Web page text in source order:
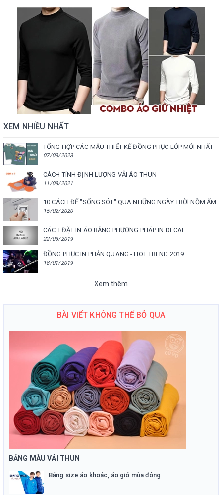
XEM NHIỀU NHẤT
TỔNG HỢP CÁC MẪU THIẾT KẾ ĐỒNG PHỤC LỚP MỚI NHẤT
07/03/2023
CÁCH TÍNH ĐỊNH LƯỢNG VẢI ÁO THUN
11/08/2021
10 CÁCH ĐỂ "SỐNG SÓT" QUA NHỮNG NGÀY TRỜI NỒM ẨM
15/02/2020
CÁCH ĐẶT IN ÁO BẰNG PHƯƠNG PHÁP IN DECAL
22/03/2019
ĐỒNG PHỤC IN PHẢN QUANG - HOT TREND 2019
18/01/2019
Xem thêm
BÀI VIẾT KHÔNG THỂ BỎ QUA
BẢNG MÀU VẢI THUN
Bảng size áo khoác, áo gió mùa đông